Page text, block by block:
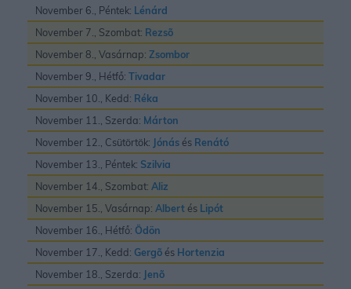
November 6., Péntek: Lénárd
November 7., Szombat: Rezsõ
November 8., Vasárnap: Zsombor
November 9., Hétfő: Tivadar
November 10., Kedd: Réka
November 11., Szerda: Márton
November 12., Csütörtök: Jónás és Renátó
November 13., Péntek: Szilvia
November 14., Szombat: Aliz
November 15., Vasárnap: Albert és Lipót
November 16., Hétfő: Ödön
November 17., Kedd: Gergõ és Hortenzia
November 18., Szerda: Jenõ